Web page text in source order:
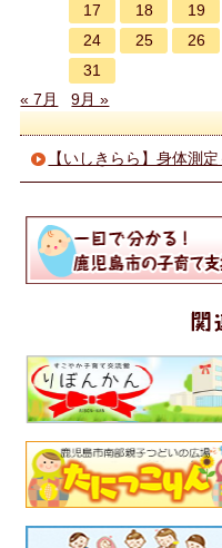
17
18 19
24
25 26
31
« 7月
9月 »
【いしきらら】身体測